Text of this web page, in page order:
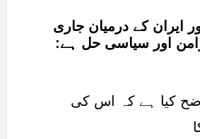
ایران کے درمیان جاری
اور سیاسی حل ہے:
کیا ہے کہ اس کی